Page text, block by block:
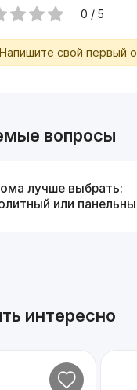
0 / 5
свой первый
вопросы
лучше выбрать:
или
интересно